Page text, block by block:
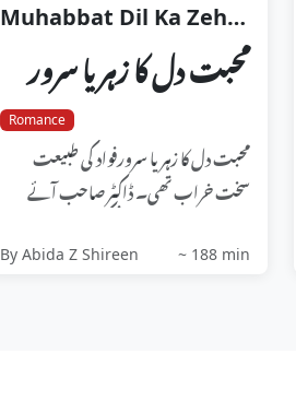
Muhabbat Dil Ka Zehr Ya Suroor
محبت دل کا زہر یا سرور
Romance
محبت دل کا زہر یا سرورفواد کی طبیعت
سخت خراب تھی۔ ڈاکٹر صاحب آئے
تھے...
By Abida Z Shireen ~ 188 min